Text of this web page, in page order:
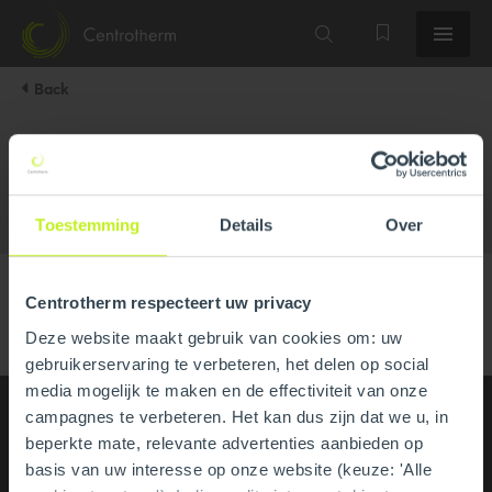
Toestemming Details Over
Centrotherm respecteert uw privacy
Deze website maakt gebruik van cookies om: uw
gebruikerservaring te verbeteren, het delen op social
media mogelijk te maken en de effectiviteit van onze
campagnes te verbeteren. Het kan dus zijn dat we u, in
beperkte mate, relevante advertenties aanbieden op
basis van uw interesse op onze website (keuze: 'Alle
Back
DigelAir HVAC Supply Inc.